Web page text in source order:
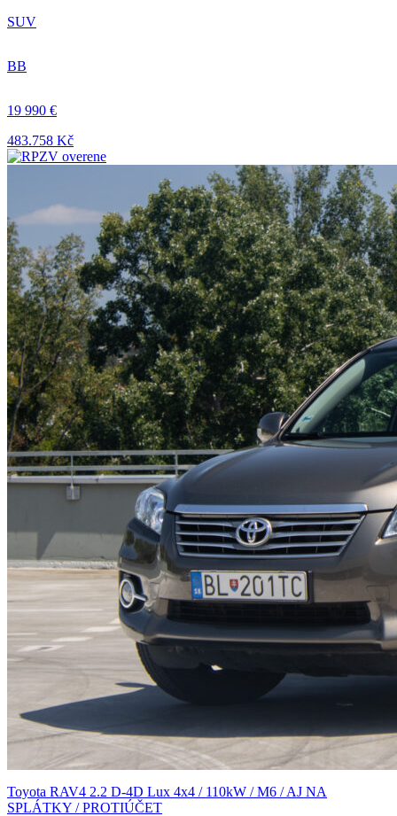
SUV
BB
19 990 €
483.758 Kč
Toyota RAV4 2.2 D-4D Lux 4x4 / 110kW / M6 / AJ NA
SPLÁTKY / PROTIÚČET